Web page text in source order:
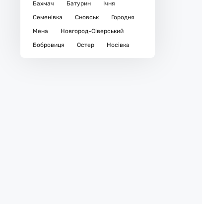
Бахмач
Батурин
Ічня
Семенівка
Сновськ
Городня
Мена
Новгород-Сіверський
Бобровиця
Остер Носівка